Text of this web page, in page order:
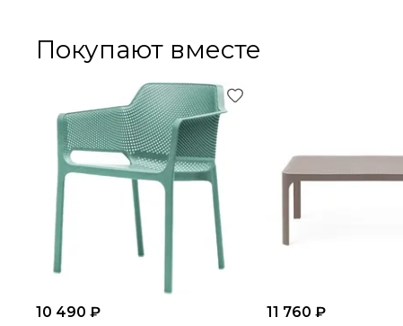
Покупают вместе
10 490 ₽ 11 760 ₽